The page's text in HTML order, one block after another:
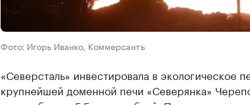
Фото: Игорь Иванко, Коммерсантъ
«Северсталь» инвестировала в экологическое
крупнейшей доменной печи «Северянка»